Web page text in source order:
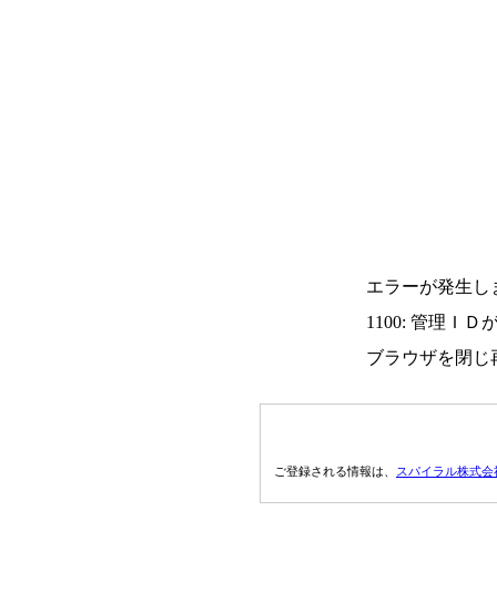
エラーが発生し
1100: 管理ＩＤ
ブラウザを閉じ
ご登録される情報は、 スパイラル株式会